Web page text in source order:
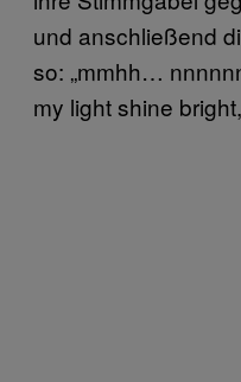
und anschließend
so: „mmhh…
my light shine